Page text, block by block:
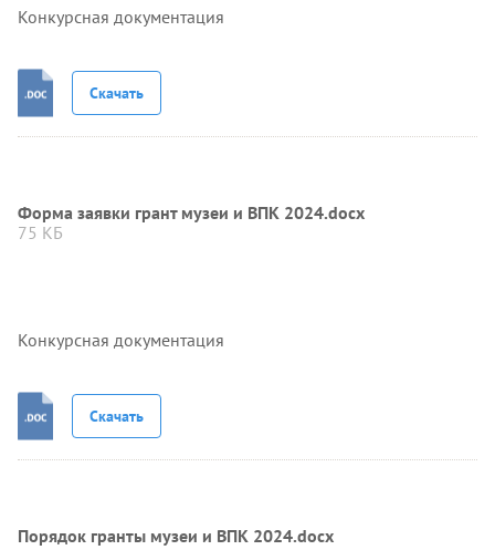
Конкурсная документация
Скачать
Форма заявки грант музеи и ВПК 2024.docx
75 КБ
Конкурсная документация
Скачать
Порядок гранты музеи и ВПК 2024.docx